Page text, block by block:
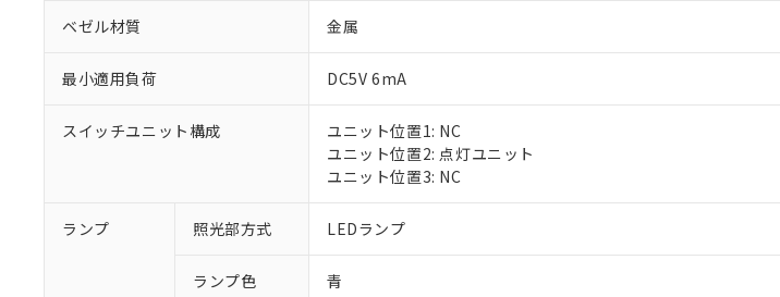
ベゼル材質 金属
最小適用負荷 DC5V 6mA
スイッチユニット構成
ユニット位置1: NC
ユニット位置2: 点灯ユニット
ユニット位置3: NC
ランプ 照光部方式 LEDランプ
ランプ色 青
※1 対応状況